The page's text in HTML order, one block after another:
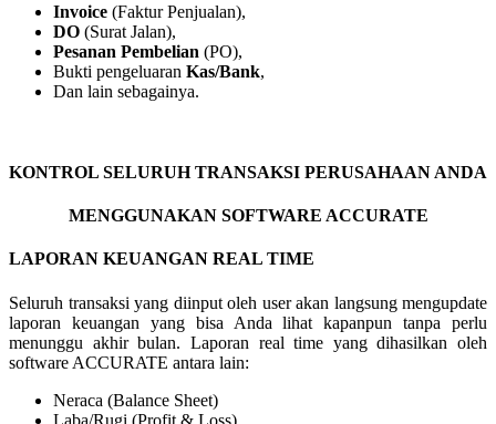
Invoice (Faktur Penjualan),
DO (Surat Jalan),
Pesanan Pembelian (PO),
Bukti pengeluaran Kas/Bank,
Dan lain sebagainya.
KONTROL SELURUH TRANSAKSI PERUSAHAAN ANDA
MENGGUNAKAN SOFTWARE ACCURATE
LAPORAN KEUANGAN REAL TIME
Seluruh transaksi yang diinput oleh user akan langsung mengupdate
laporan keuangan yang bisa Anda lihat kapanpun tanpa perlu
menunggu akhir bulan. Laporan real time yang dihasilkan oleh
software ACCURATE antara lain:
Neraca (Balance Sheet)
Laba/Rugi (Profit & Loss)